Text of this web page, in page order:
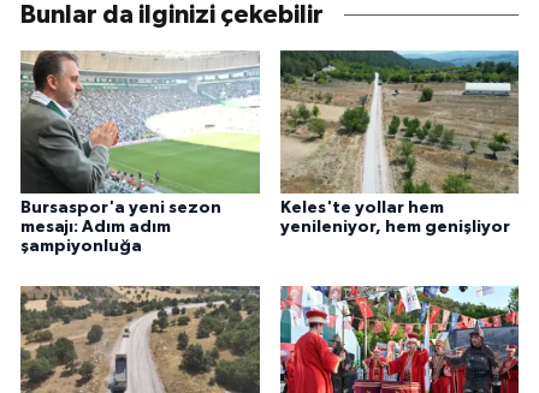
Bunlar da ilginizi çekebilir
Bursaspor'a yeni sezon
mesajı: Adım adım
şampiyonluğa
Keles'te yollar hem
yenileniyor, hem genişliyor